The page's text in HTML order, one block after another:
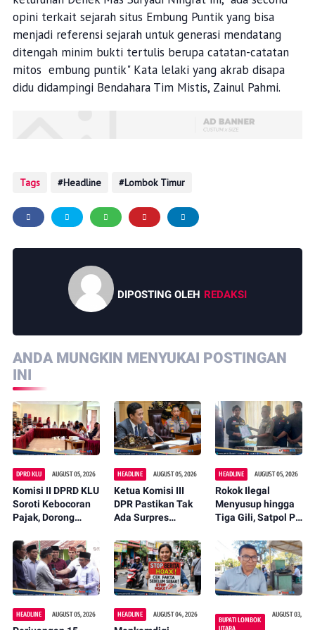
opini terkait sejarah situs Embung Puntik yang bisa
menjadi referensi sejarah untuk generasi mendatang
ditengah minim bukti tertulis berupa catatan-catatan
mitos embung puntik" Kata lelaki yang akrab disapa
didu didampingi Bendahara Tim Mistis, Zainul Pahmi.
Tags Headline Lombok Timur
DIPOSTING OLEH REDAKSI
ANDA MUNGKIN MENYUKAI POSTINGAN
INI
DPRD KLU AUGUST 05, 2026
Komisi II DPRD KLU
Soroti Kebocoran
Pajak, Dorong
Libatkan Kepala
Dusun
HEADLINE AUGUST 05, 2026
Ketua Komisi III
DPR Pastikan Tak
Ada Surpres
Begini Katanya
HEADLINE AUGUST 05, 2026
Rokok Ilegal
Menyusup hingga
Tiga Gili, Satpol PP
12.191 Batang ke
Bea Cukai
HEADLINE AUGUST 05, 2026 HEADLINE AUGUST 04, 2026
BUPATI LOMBOK
AUGUST 03,